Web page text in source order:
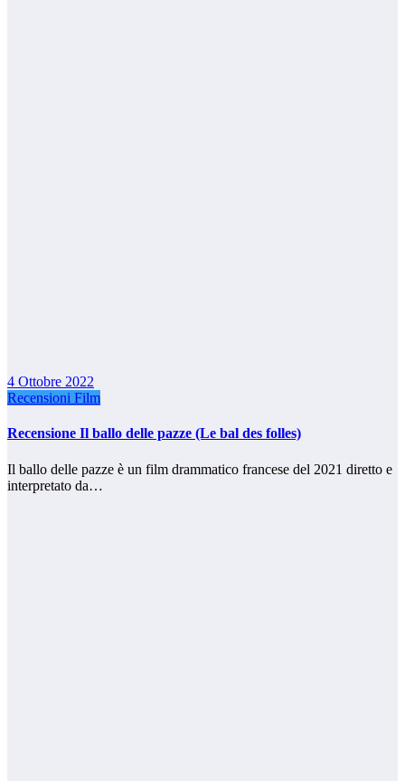
4 Ottobre 2022
Recensioni Film
Recensione Il ballo delle pazze (Le bal des folles)
Il ballo delle pazze è un film drammatico francese del 2021 diretto e
interpretato da…